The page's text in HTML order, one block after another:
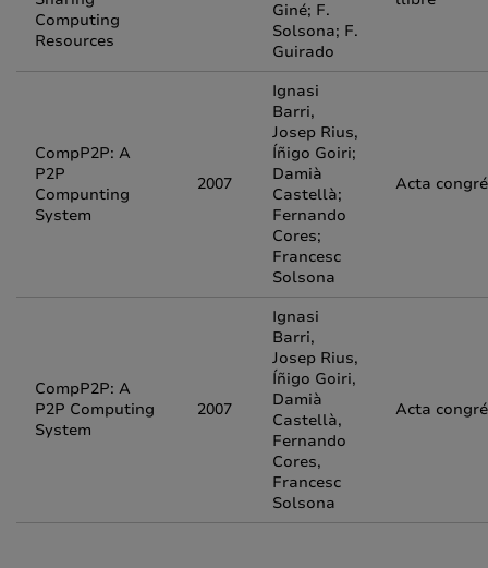
Computing
Resources
Giné; F.
Solsona; F.
Guirado
CompP2P: A
P2P
Compunting
System
2007
Ignasi
Barri,
Josep Rius,
Íñigo Goiri;
Damià
Castellà;
Fernando
Cores;
Francesc
Solsona
Acta
CompP2P: A
P2P Computing
System
2007
Ignasi
Barri,
Josep Rius,
Íñigo Goiri,
Damià
Castellà,
Fernando
Cores,
Francesc
Solsona
Acta